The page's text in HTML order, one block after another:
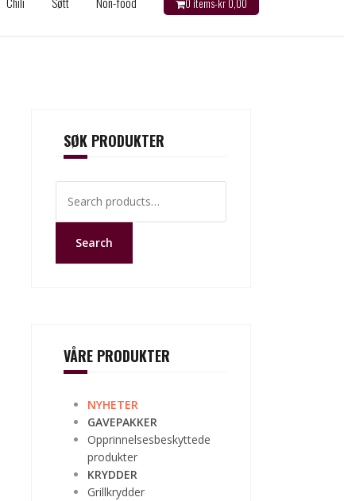
0 items-kr0,00
SØK PRODUKTER
for:
Search
VÅRE PRODUKTER
NYHETER
GAVEPAKKER
Opprinnelsesbeskyttede
produkter
KRYDDER
Grillkrydder